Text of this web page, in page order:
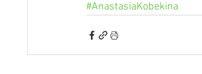
#AnastasiaKobekina